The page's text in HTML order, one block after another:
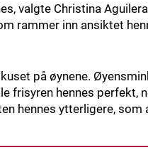
valgte Christina
rammer inn ansiktet
på øynene.
frisyren hennes
hennes ytterligere,